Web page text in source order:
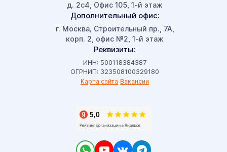
д. 2с4, Офис 105, 1-й этаж
Дополнительный офис:
г. Москва, Строительный пр., 7А,
корп. 2, офис №2, 1-й этаж
Реквизиты:
ИНН: 500118384387
ОГРНИП: 323508100329180
Карта сайта Вакансии